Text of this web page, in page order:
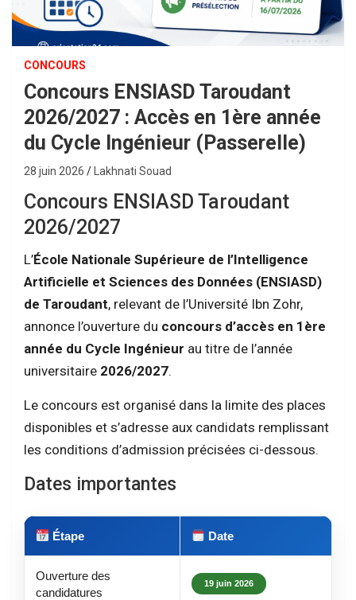
CONCOURS
Concours ENSIASD Taroudant
2026/2027 : Accès en 1ère année
du Cycle Ingénieur (Passerelle)
28 juin 2026 Lakhnati Souad
Concours ENSIASD Taroudant
2026/2027
L’École Nationale Supérieure de l’Intelligence
Artificielle et Sciences des Données (ENSIASD)
de Taroudant, relevant de l’Université Ibn Zohr,
annonce l’ouverture du concours d’accès en 1ère
année du Cycle Ingénieur au titre de l’année
universitaire 2026/2027.
Le concours est organisé dans la limite des places
disponibles et s’adresse aux candidats remplissant
les conditions d’admission précisées ci-dessous.
Dates importantes
Étape Date
Ouverture des
candidatures
19 juin 2026